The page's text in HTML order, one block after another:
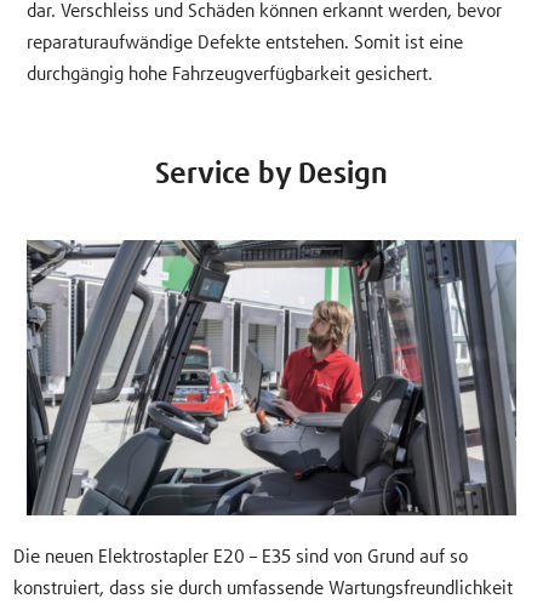
dar. Verschleiss und Schäden können erkannt werden, bevor
reparaturaufwändige Defekte entstehen. Somit ist eine
durchgängig hohe Fahrzeugverfügbarkeit gesichert.
Service by Design
Die neuen Elektrostapler E20 – E35 sind von Grund auf so
konstruiert, dass sie durch umfassende Wartungsfreundlichkeit